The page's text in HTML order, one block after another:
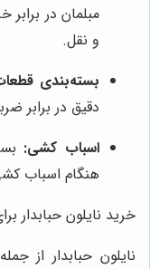
مبلمان در
و نقل.
بسته‌بندی
دقیق در برابر
اسباب کشی:
هنگام اسباب
خرید نایلون حبابدار
نایلون حبابدار از